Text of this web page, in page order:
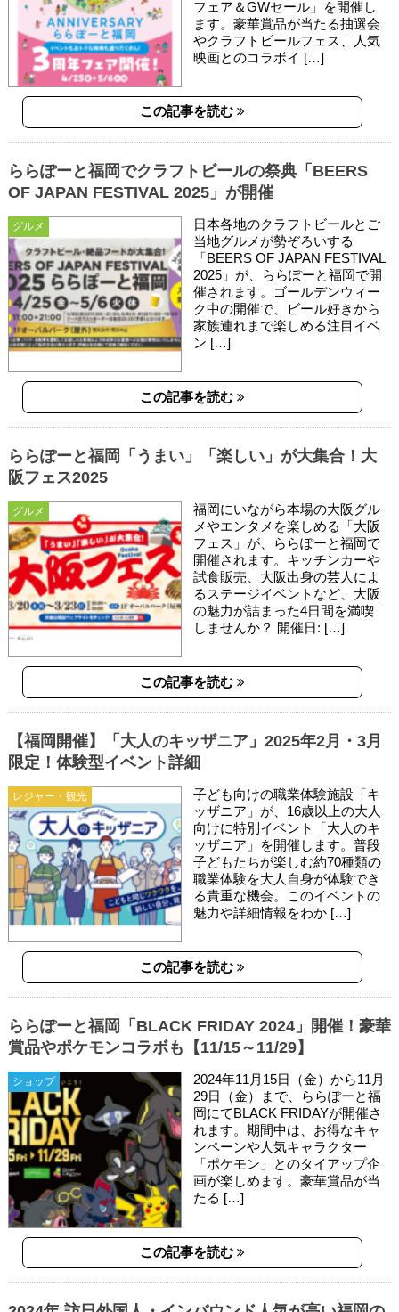
フェア＆GWセール」を開催し
ます。豪華賞品が当たる抽選会
やクラフトビールフェス、人気
映画とのコラボイ […]
この記事を読む
グルメ
ららぽーと福岡でクラフトビールの祭典「BEERS
OF JAPAN FESTIVAL 2025」が開催
日本各地のクラフトビールとご
当地グルメが勢ぞろいする
「BEERS OF JAPAN FESTIVAL
2025」が、ららぽーと福岡で開
催されます。ゴールデンウィー
ク中の開催で、ビール好きから
家族連れまで楽しめる注目イベ
ン […]
この記事を読む
グルメ
ららぽーと福岡「うまい」「楽しい」が大集合！大
阪フェス2025
福岡にいながら本場の大阪グル
メやエンタメを楽しめる「大阪
フェス」が、ららぽーと福岡で
開催されます。キッチンカーや
試食販売、大阪出身の芸人によ
るステージイベントなど、大阪
の魅力が詰まった4日間を満喫
しませんか？ 開催日: […]
この記事を読む
レジャー・観光
【福岡開催】「大人のキッザニア」2025年2月・3月
限定！体験型イベント詳細
子ども向けの職業体験施設「キ
ッザニア」が、16歳以上の大人
向けに特別イベント「大人のキ
ッザニア」を開催します。普段
子どもたちが楽しむ約70種類の
職業体験を大人自身が体験でき
る貴重な機会。このイベントの
魅力や詳細情報をわか […]
この記事を読む
ショップ
ららぽーと福岡「BLACK FRIDAY 2024」開催！豪華
賞品やポケモンコラボも【11/15～11/29】
2024年11月15日（金）から11月
29日（金）まで、ららぽーと福
岡にてBLACK FRIDAYが開催さ
れます。期間中は、お得なキャ
ンペーンや人気キャラクター
「ポケモン」とのタイアップ企
画が楽しめます。豪華賞品が当
たる […]
この記事を読む